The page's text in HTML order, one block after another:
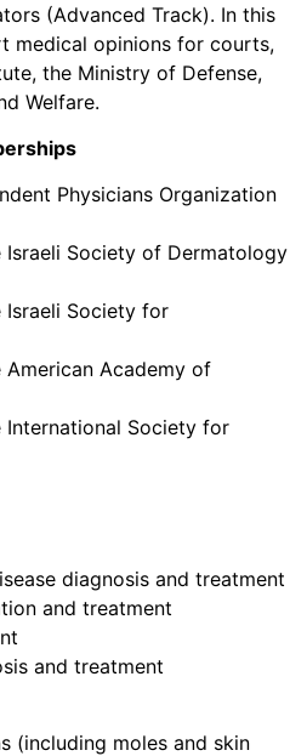
(Advanced Track). In this
medical opinions for courts,
the Ministry of Defense,
Welfare.
Physicians Organization
Israeli Society of Dermatology
Israeli Society for
Academy of
International Society for
diagnosis and treatment
and treatment
and treatment
(including moles and skin